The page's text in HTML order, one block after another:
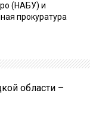
(НАБУ) и
прокуратура
области –